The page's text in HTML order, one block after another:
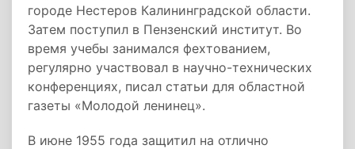
городе Нестеров Калининградской области.
Затем поступил в Пензенский институт. Во
время учебы занимался фехтованием,
регулярно участвовал в научно-­технических
конференциях, писал статьи для областной
газеты «Молодой ленинец».
В июне 1955 года защитил на отлично